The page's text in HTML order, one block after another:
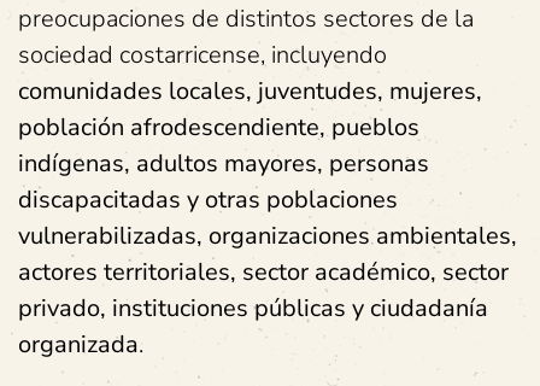
preocupaciones de distintos sectores de la
sociedad costarricense, incluyendo
comunidades locales, juventudes, mujeres,
población afrodescendiente, pueblos
indígenas, adultos mayores, personas
discapacitadas y otras poblaciones
vulnerabilizadas, organizaciones ambientales,
actores territoriales, sector académico, sector
privado, instituciones públicas y ciudadanía
organizada.